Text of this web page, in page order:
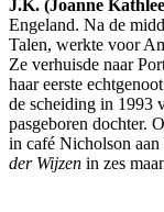
J.K. (Joanne
Engeland. Na de
Talen, werkte voor
Ze verhuisde naar
haar eerste
de scheiding in 1993
pasgeboren dochter.
in café Nicholson
der Wijzen in zes